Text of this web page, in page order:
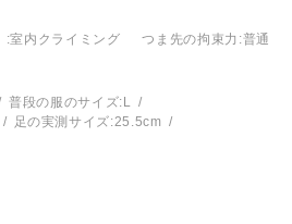
:室内クライミング つま先の拘束力 :普通
普段の服のサイズ: L
足の実測サイズ:25.5cm